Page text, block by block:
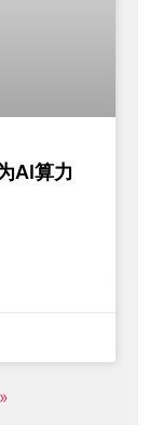
AI算力